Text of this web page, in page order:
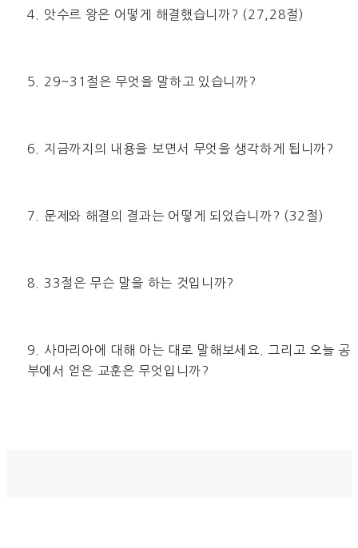
4. 앗수르 왕은 어떻게 해결했습니까? (27,28절)
5. 29~31절은 무엇을 말하고 있습니까?
6. 지금까지의 내용을 보면서 무엇을 생각하게 됩니까?
7. 문제와 해결의 결과는 어떻게 되었습니까? (32절)
8. 33절은 무슨 말을 하는 것입니까?
9. 사마리아에 대해 아는 대로 말해보세요. 그리고 오늘 공
부에서 얻은 교훈은 무엇입니까?